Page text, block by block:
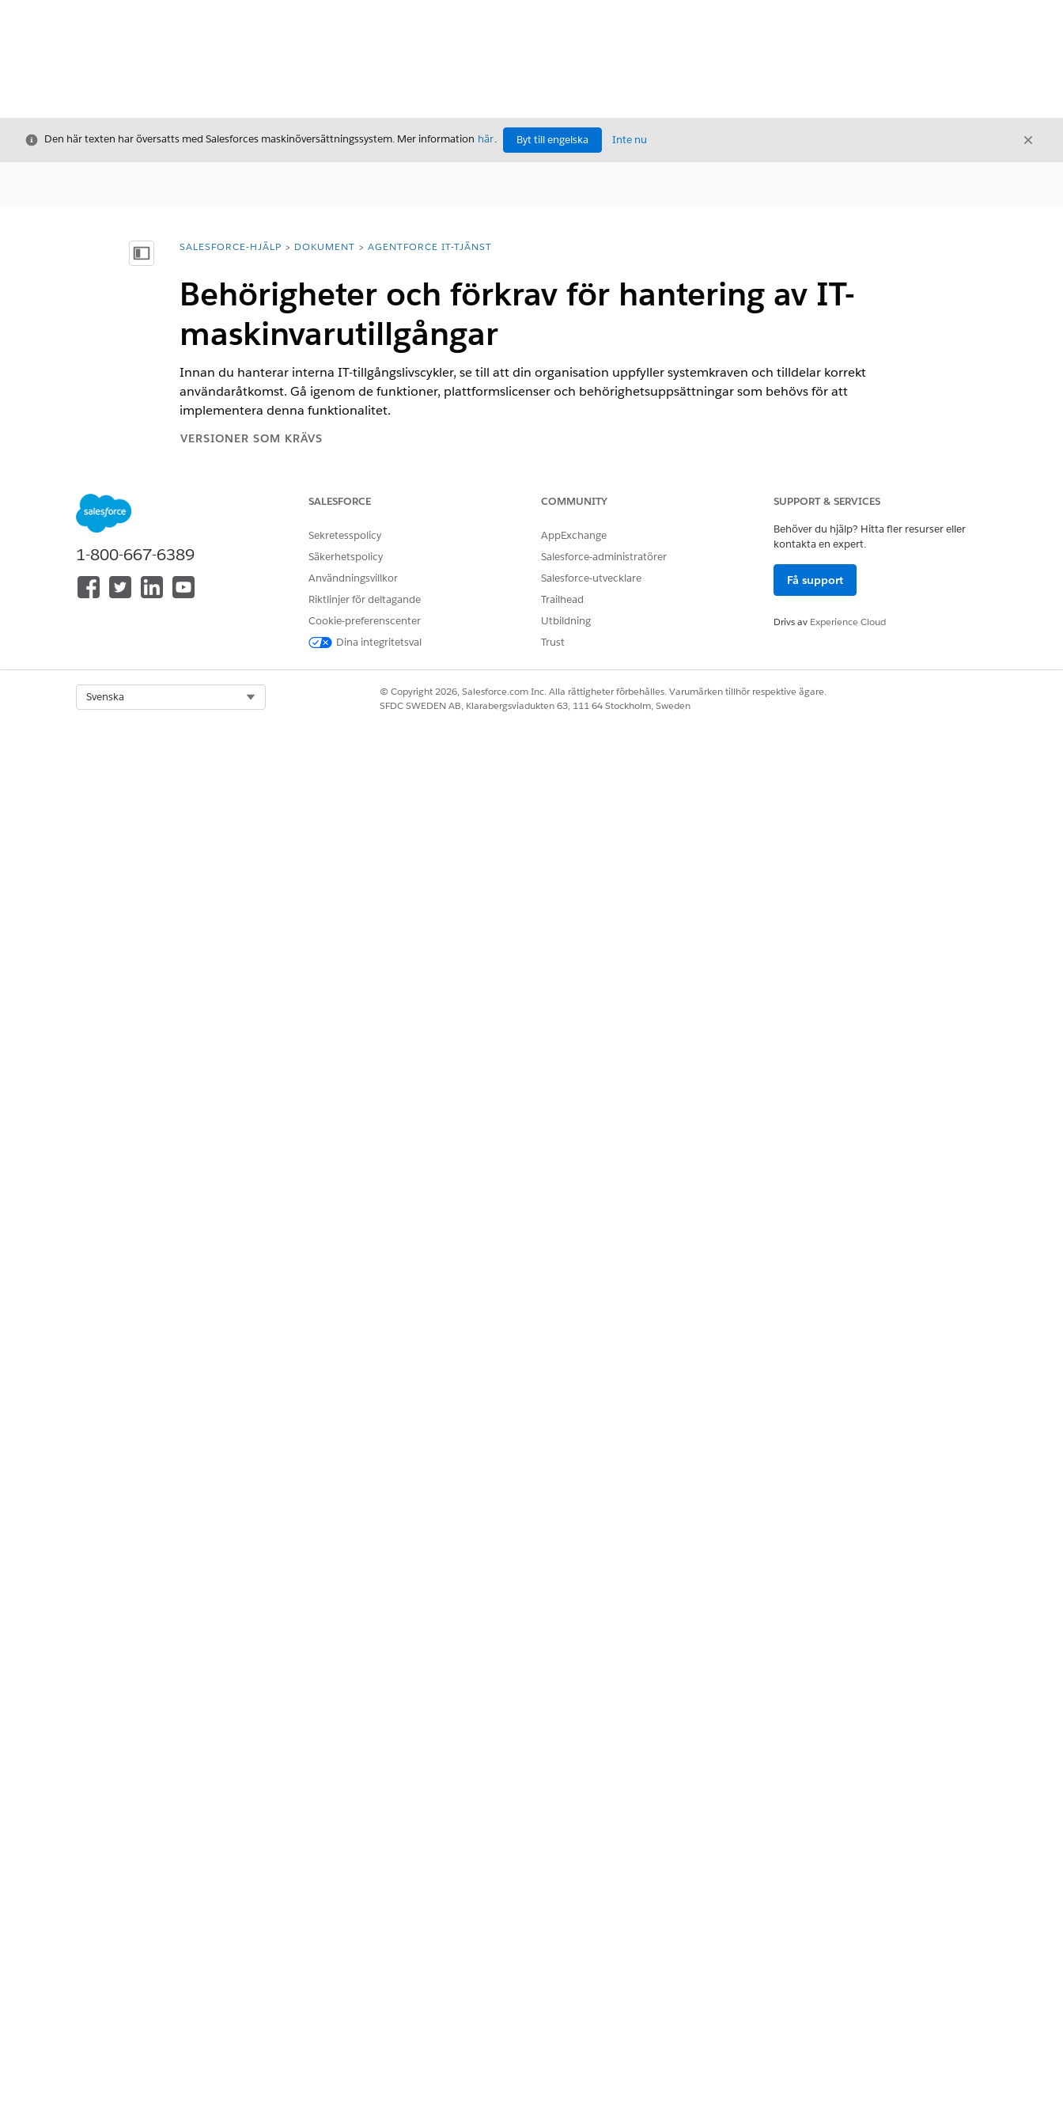
Stäng
Den här texten har översatts med Salesforces maskinöversättningssystem. Mer information här. Byt till engelska Inte nu Stäng
Visa innehållsförteckning
Du är här:
SALESFORCE-HJÄLP DOKUMENT AGENTFORCE IT-TJÄNST
Behörigheter och förkrav för hantering av IT-
maskinvarutillgångar
Innan du hanterar interna IT-tillgångslivscykler, se till att din organisation uppfyller systemkraven och tilldelar korrekt
användaråtkomst. Gå igenom de funktioner, plattformslicenser och behörighetsuppsättningar som behövs för att
implementera denna funktionalitet.
VERSIONER SOM KRÄVS
Enterprise,Performance Editions med Agentforce IT Service.
Förkrav för hantering av IT-maskinvaratillgångar
Uppfyll dessa krav innan du hanterar interna IT-tillgångslivscykler.
Tillgångshanteringsbehörigheter för IT-hårdvara för IT-tjänster
Salesforce-administratörer tilldelar behörighetsuppsättningar eller behörighetsuppsättningsgrupper till användare baserat på deras
roller i IT-tjänsten och tillgångshanteringsteamet. Använd dessa behörigheter för att hantera interna IT-tillgångslivscykler och följa
LÖSTE DENNA ARTIKEL DITT PROBLEM?
1-800-667-6389
SALESFORCE
Sekretesspolicy
Säkerhetspolicy
Användningsvillkor
Riktlinjer för deltagande
Cookie-preferenscenter
Dina integritetsval
COMMUNITY
AppExchange
Salesforce-administratörer
Salesforce-utvecklare
Trailhead
Utbildning
Trust
SUPPORT & SERVICES
Behöver du hjälp? Hitta fler resurser eller
kontakta en expert.
Få support
Drivs av Experience Cloud
Svenska
© Copyright 2026, Salesforce.com Inc. Alla rättigheter förbehålles. Varumärken tillhör respektive ägare.
SFDC SWEDEN AB, Klarabergsviadukten 63, 111 64 Stockholm, Sweden